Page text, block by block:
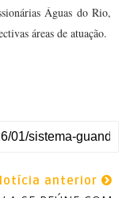
Águas do Rio,
áreas de atuação.
anterior